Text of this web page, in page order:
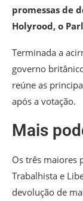
promessas de
Holyrood, o
Terminada a
governo
reúne as
após a votação.
Mais
Os três maiores
Trabalhista e
devolução de